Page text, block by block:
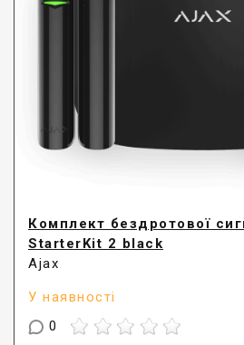
Комплект бездротової
StarterKit 2 black
Ajax
У наявності
0